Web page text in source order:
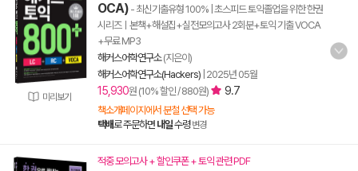
미리보기
OCA) - 최신기출유형 100% | 초스피드 토익졸업을 위한 한권
시리즈ㅣ본책+해설집+실전모의고사 2회분+토익 기출 VOCA
+무료 MP3
해커스어학연구소(지은이)
해커스어학연구소(Hackers) 2025년 05월
15,930원 (10% 할인 / 880원) 9.7
책소개페이지에서 분철 선택 가능
택배로 주문하면 내일수령 변경
적중 모의고사 + 할인쿠폰 + 토익 관련 PDF